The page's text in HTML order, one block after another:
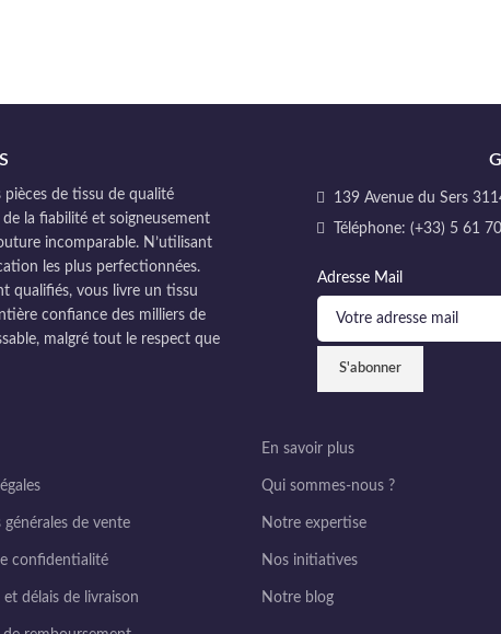
de tissu de qualité
la fiabilité et soigneusement
incomparable. N’utilisant
les plus perfectionnées.
qualifiés, vous livre un tissu
confiance des milliers de
malgré tout le respect que
139 Avenue du Sers
Téléphone: (+33) 5 61
Adresse Mail
de vente
confidentialité
délais de livraison
En savoir plus
Qui sommes-nous ?
Notre expertise
Nos initiatives
Notre blog